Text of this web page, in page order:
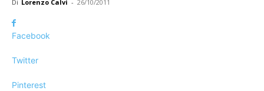
Di Lorenzo Calvi - 26/10/2011
Facebook
Twitter
Pinterest